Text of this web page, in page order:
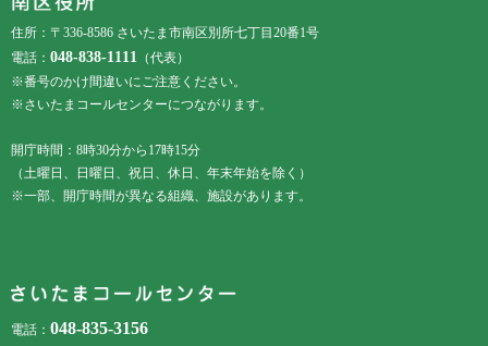
住所：〒336-8586 さいたま市南区別所七丁目20番1号
電話： 048-838-1111 （代表）
※番号のかけ間違いにご注意ください。
※さいたまコールセンターにつながります。
開庁時間：8時30分から17時15分
（土曜日、日曜日、祝日、休日、年末年始を除く）
※一部、開庁時間が異なる組織、施設があります。
電話： 048-835-3156